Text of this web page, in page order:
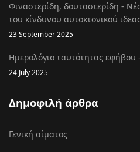
Φιναστερίδη, δουταστερίδη -
του κίνδυνου αυτοκτονικού
23 September 2025
Ημερολόγιο ταυτότητας εφήβου
24 July 2025
Δημοφιλή άρθρα
Γενική αίματος